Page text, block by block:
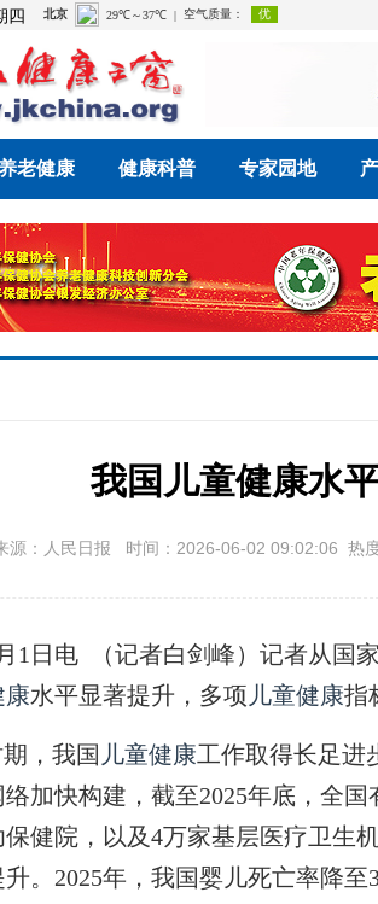
四
老健康 健康科普 专家园地
我国儿童健康水
源：人民日报 时间：2026-06-02 09:02:06 热
电 （记者白剑峰）记者从国
康水平显著提升，多项 儿童健康指
，我国 儿童健康工作取得长足进
加快构建，截至2025年底，全
健院，以及4万家基层医疗卫生
。2025年，我国婴儿死亡率降